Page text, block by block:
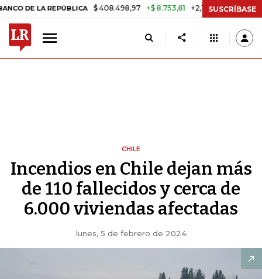
LA REPÚBLICA $ 408.498,97 +$ 8.753,81 +2,19% TASA DE USURA
SUSCRÍBASE
CHILE
Incendios en Chile dejan más
de 110 fallecidos y cerca de
6.000 viviendas afectadas
lunes, 5 de febrero de 2024